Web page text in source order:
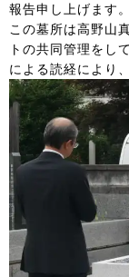
報告申し上げます。
この墓所は高野山
トの共同管理をし
による読経により